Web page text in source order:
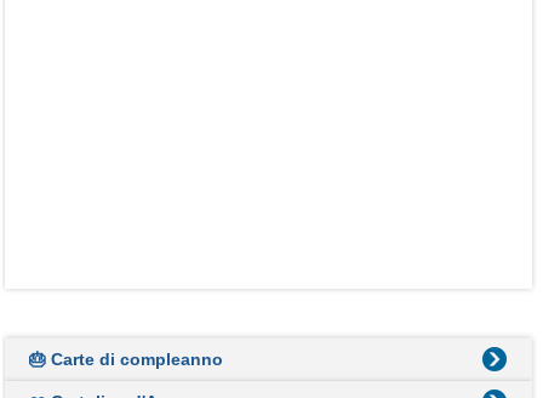
🎂 Carte di compleanno